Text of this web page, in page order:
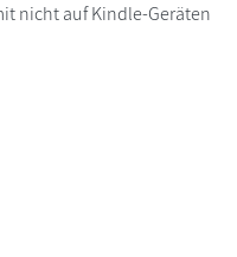
nicht auf Kindle-Geräten